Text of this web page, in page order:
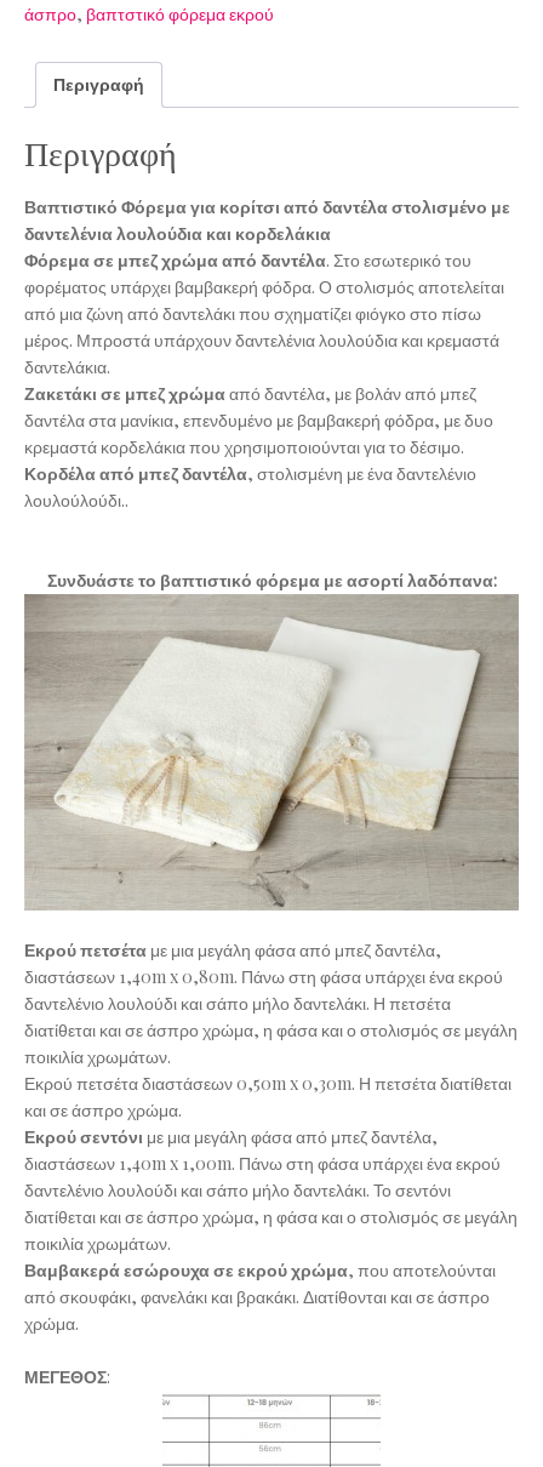
άσπρο, βαπτστικό φόρεμα εκρού
Περιγραφή
Περιγραφή
Βαπτιστικό Φόρεμα για κορίτσι από δαντέλα στολισμένο με
δαντελένια λουλούδια και κορδελάκια
Φόρεμα σε μπεζ χρώμα από δαντέλα. Στο εσωτερικό του
φορέματος υπάρχει βαμβακερή φόδρα. Ο στολισμός αποτελείται
από μια ζώνη από δαντελάκι που σχηματίζει φιόγκο στο πίσω
μέρος. Μπροστά υπάρχουν δαντελένια λουλούδια και κρεμαστά
δαντελάκια.
Ζακετάκι σε μπεζ χρώμααπό δαντέλα, με βολάν από μπεζ
δαντέλα στα μανίκια, επενδυμένο με βαμβακερή φόδρα, με δυο
κρεμαστά κορδελάκια που χρησιμοποιούνται για το δέσιμο.
Κορδέλα από μπεζ δαντέλα, στολισμένη με ένα δαντελένιο
λουλούλούδι..
Συνδυάστε το βαπτιστικό φόρεμα με ασορτί λαδόπανα:
Εκρού πετσέτα με μια μεγάλη φάσα από μπεζ δαντέλα,
διαστάσεων 1,40m x 0,80m. Πάνω στη φάσα υπάρχει ένα εκρού
δαντελένιο λουλούδι και σάπο μήλο δαντελάκι. Η πετσέτα
διατίθεται και σε άσπρο χρώμα, η φάσα και ο στολισμός σε μεγάλη
ποικιλία χρωμάτων.
Εκρού πετσέτα διαστάσεων 0,50m x 0,30m. Η πετσέτα διατίθεται
και σε άσπρο χρώμα.
Εκρού σεντόνι με μια μεγάλη φάσα από μπεζ δαντέλα,
διαστάσεων 1,40m x 1,00m. Πάνω στη φάσα υπάρχει ένα εκρού
δαντελένιο λουλούδι και σάπο μήλο δαντελάκι. Το σεντόνι
διατίθεται και σε άσπρο χρώμα, η φάσα και ο στολισμός σε μεγάλη
ποικιλία χρωμάτων.
Βαμβακερά εσώρουχα σε εκρού χρώμα, που αποτελούνται
από σκουφάκι, φανελάκι και βρακάκι. Διατίθονται και σε άσπρο
χρώμα.
ΜΕΓΕΘΟΣ: